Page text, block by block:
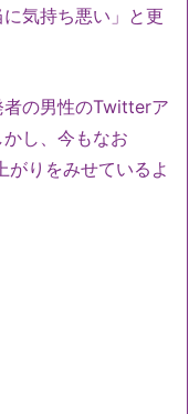
気持ち悪い」と更
の男性のTwitterア
し、今もなお
りをみせているよ